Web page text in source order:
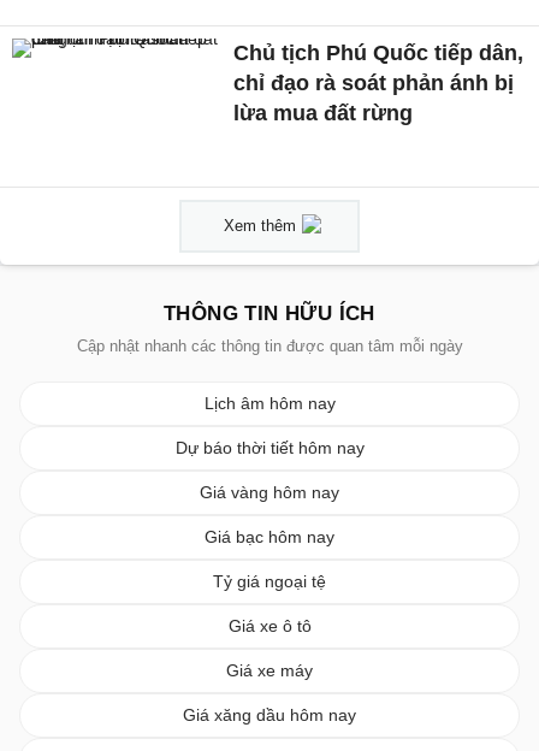
Chủ tịch Phú Quốc tiếp dân,
chỉ đạo rà soát phản ánh bị
lừa mua đất rừng
Xem thêm
THÔNG TIN HỮU ÍCH
Cập nhật nhanh các thông tin được quan tâm mỗi ngày
Lịch âm hôm nay
Dự báo thời tiết hôm nay
Giá vàng hôm nay
Giá bạc hôm nay
Tỷ giá ngoại tệ
Giá xe ô tô
Giá xe máy
Giá xăng dầu hôm nay